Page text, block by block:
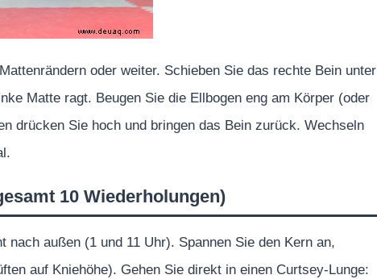
oder weiter. Schieben Sie das rechte Bein unter
Matte ragt. Beugen Sie die Ellbogen eng am Körper (oder
drücken Sie hoch und bringen das Bein zurück. Wechseln
10 Wiederholungen)
außen (1 und 11 Uhr). Spannen Sie den Kern an,
auf Kniehöhe). Gehen Sie direkt in einen Curtsey-Lunge: